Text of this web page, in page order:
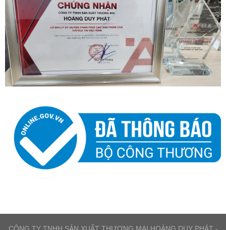
CÔNG TY TNHH SẢN XUẤT THƯƠNG MẠI HOÀNG DUY PHÁT -